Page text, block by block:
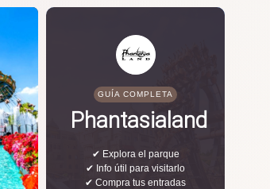
GUÍA COMPLETA
Phantasialand
✔ Explora el parque
✔ Info útil para visitarlo
✔ Compra tus entradas